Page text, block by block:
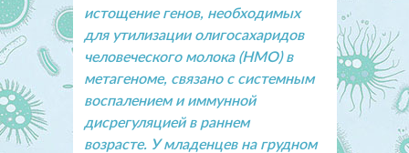
истощение генов, необходимых
для утилизации олигосахаридов
человеческого молока (HMO) в
метагеноме, связано с системным
воспалением и иммунной
дисрегуляцией в раннем
возрасте. У младенцев на грудном